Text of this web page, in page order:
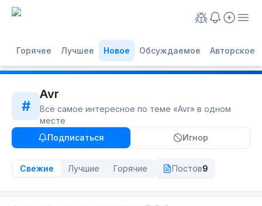
Горячее Лучшее Новое Обсуждаемое Авторское
#
Avr
Всё самое интересное по теме «Avr» в одном
месте
Подписаться
Игнор
Свежие Лучшие Горячие Постов9